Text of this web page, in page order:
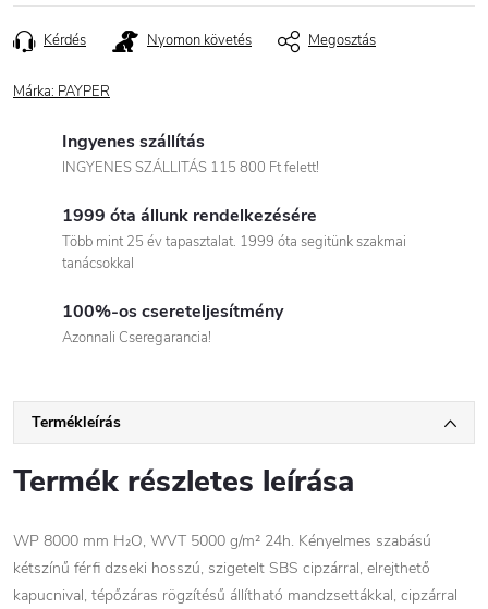
Kérdés Nyomon követés Megosztás
Márka: PAYPER
Ingyenes szállítás
INGYENES SZÁLLITÁS 115 800 Ft felett!
1999 óta állunk rendelkezésére
Több mint 25 év tapasztalat. 1999 óta segitünk szakmai
tanácsokkal
100%-os csereteljesítmény
Azonnali Cseregarancia!
Termékleírás
Termék részletes leírása
WP 8000 mm H₂O, WVT 5000 g/m² 24h. Kényelmes szabású
kétszínű férfi dzseki hosszú, szigetelt SBS cipzárral, elrejthető
kapucnival, tépőzáras rögzítésű állítható mandzsettákkal, cipzárral